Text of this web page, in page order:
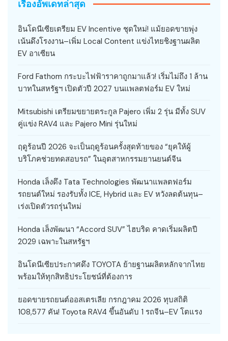
เรื่องอัพเดทล่าสุด
อินโดนีเซียเตรียม EV Incentive ชุดใหม่! แม้ยอดขายพุ่ง
เน้นดึงโรงงาน–เพิ่ม Local Content แข่งไทยชิงฐานผลิต
EV อาเซียน
Ford Fathom กระบะไฟฟ้าราคาถูกมาแล้ว! เริ่มไม่ถึง 1 ล้าน
บาทในสหรัฐฯ เปิดตัวปี 2027 บนแพลตฟอร์ม EV ใหม่
Mitsubishi เตรียมขยายตระกูล Pajero เพิ่ม 2 รุ่น มีทั้ง SUV
คู่แข่ง RAV4 และ Pajero Mini รุ่นใหม่
ฤดูร้อนปี 2026 จะเป็นฤดูร้อนครั้งสุดท้ายของ “ยุคให้ผู้
บริโภคช่วยทดสอบรถ” ในอุตสาหกรรมยานยนต์จีน
Honda เล็งดึง Tata Technologies พัฒนาแพลตฟอร์ม
รถยนต์ใหม่ รองรับทั้ง ICE, Hybrid และ EV หวังลดต้นทุน–
เร่งเปิดตัวรถรุ่นใหม่
Honda เล็งพัฒนา “Accord SUV” ไฮบริด คาดเริ่มผลิตปี
2029 เฉพาะในสหรัฐฯ
อินโดนีเซียประกาศดึง TOYOTA ย้ายฐานผลิตหลักจากไทย
พร้อมให้ทุกสิทธิประโยชน์ที่ต้องการ
ยอดขายรถยนต์ออสเตรเลีย กรกฎาคม 2026 ทุบสถิติ
108,577 คัน! Toyota RAV4 ขึ้นอันดับ 1 รถจีน–EV โตแรง